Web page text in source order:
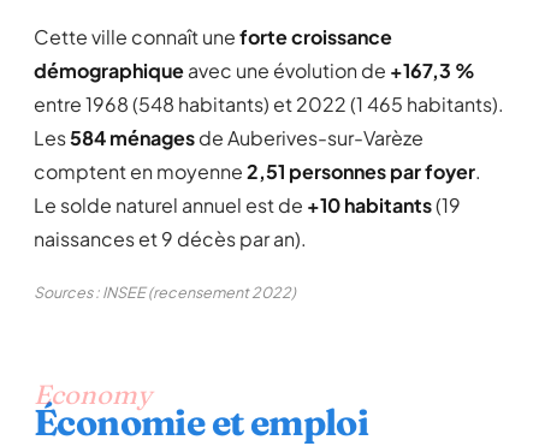
Cette ville connaît uneforte croissance
démographiqueavec une évolution de +167,3 %
entre 1968 (548 habitants) et 2022 (1 465 habitants).
Les584 ménagesde Auberives-sur-Varèze
comptent en moyenne2,51 personnes par foyer.
Le solde naturel annuel est de +10 habitants(19
naissances et 9 décès par an).
Sources : INSEE (recensement 2022)
Economy
Économie et emploi